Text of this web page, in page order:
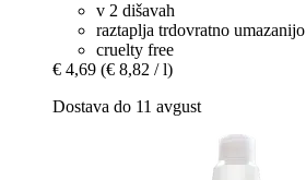
v 2 dišavah
raztaplja trdovratno umazanijo
cruelty free
€ 4,69 (€ 8,82 / l)
Dostava do 11 avgust